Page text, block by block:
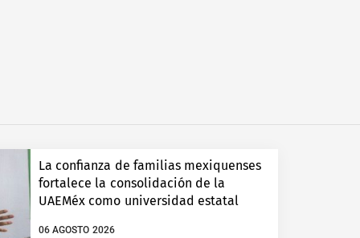
La confianza de familias mexiquenses
fortalece la consolidación de la
UAEMéx como universidad estatal
06 AGOSTO 2026